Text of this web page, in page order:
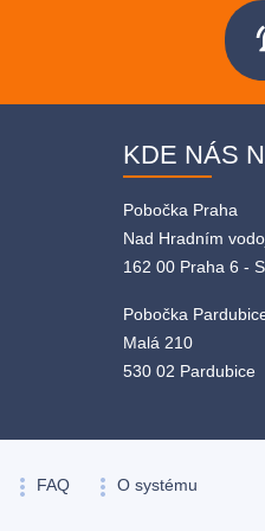
KDE NÁS
Pobočka Praha
Nad Hradním
162 00 Praha 6 -
Pobočka
Malá 210
530 02 Pardubice
more_vert FAQ more_vert O systému